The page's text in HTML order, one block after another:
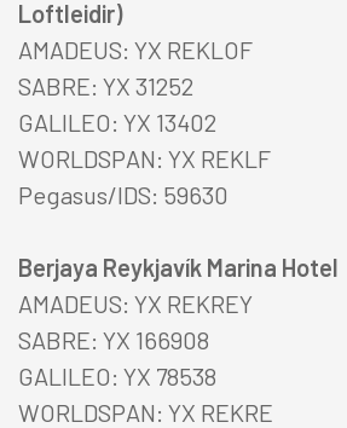
Loftleidir)
AMADEUS: YX REKLOF
SABRE: YX 31252
GALILEO: YX 13402
WORLDSPAN: YX REKLF
Pegasus/IDS: 59630
Berjaya Reykjavík Marina Hotel
AMADEUS: YX REKREY
SABRE: YX 166908
GALILEO: YX 78538
WORLDSPAN: YX REKRE